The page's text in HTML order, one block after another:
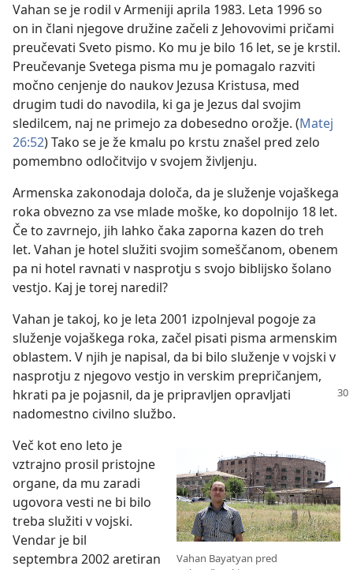
Vahan se je rodil v Armeniji aprila 1983. Leta 1996 so
on in člani njegove družine začeli z Jehovovimi pričami
preučevati Sveto pismo. Ko mu je bilo 16 let, se je krstil.
Preučevanje Svetega pisma mu je pomagalo razviti
močno cenjenje do naukov Jezusa Kristusa, med
drugim tudi do navodila, ki ga je Jezus dal svojim
sledilcem, naj ne primejo za dobesedno orožje. (Matej
26:52) Tako se je že kmalu po krstu znašel pred zelo
pomembno odločitvijo v svojem življenju.
Armenska zakonodaja določa, da je služenje vojaškega
roka obvezno za vse mlade moške, ko dopolnijo 18 let.
Če to zavrnejo, jih lahko čaka zaporna kazen do treh
let. Vahan je hotel služiti svojim someščanom, obenem
pa ni hotel ravnati v nasprotju s svojo biblijsko šolano
vestjo. Kaj je torej naredil?
Vahan je takoj, ko je leta 2001 izpolnjeval pogoje za
služenje vojaškega roka, začel pisati pisma armenskim
oblastem. V njih je napisal, da bi bilo služenje v vojski v
nasprotju z njegovo vestjo in verskim prepričanjem,
hkrati pa je pojasnil, da je pripravljen opravljati
nadomestno civilno službo.
Vahan Bayatyan pred
Več kot eno leto je
vztrajno prosil pristojne
organe, da mu zaradi
ugovora vesti ne bi bilo
treba služiti v vojski.
Vendar je bil
septembra 2002 aretiran